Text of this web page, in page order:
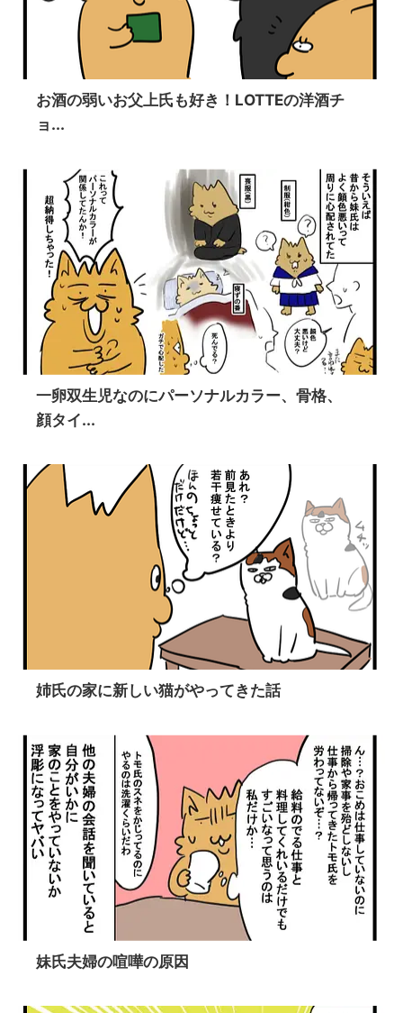
お酒の弱いお父上氏も好き！LOTTEの洋酒チ
ョ...
一卵双生児なのにパーソナルカラー、骨格、
顔タイ...
姉氏の家に新しい猫がやってきた話
妹氏夫婦の喧嘩の原因